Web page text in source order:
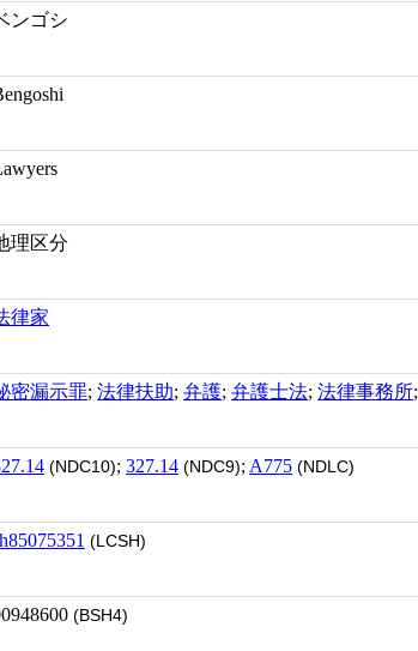
ンゴシ
理区分
律家
密漏示罪; 法律扶助; 弁護; 弁護士法; 法律事務所;
(NDC10); 327.14 (NDC9); A775 (NDLC)
(LCSH)
(BSH4)